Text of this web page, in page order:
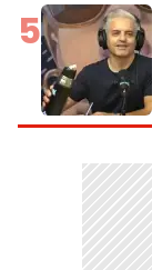
5